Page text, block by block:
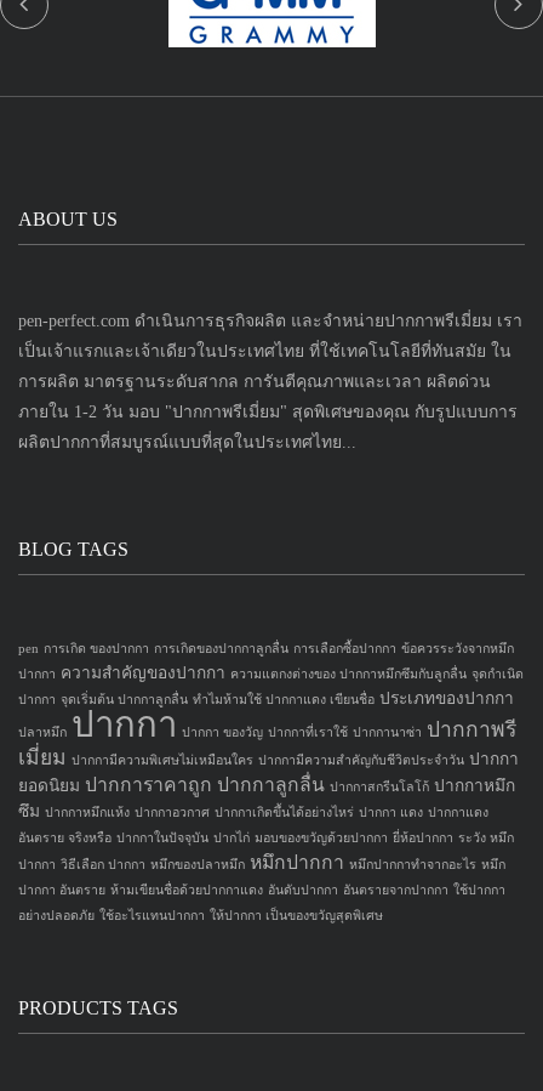
ABOUT US
pen-perfect.com ดำเนินการธุรกิจผลิต และจำหน่ายปากกาพรีเมี่ยม เรา
เป็นเจ้าแรกและเจ้าเดียวในประเทศไทย ที่ใช้เทคโนโลยีที่ทันสมัย ใน
การผลิต มาตรฐานระดับสากล การันตีคุณภาพและเวลา ผลิตด่วน
ภายใน 1-2 วัน มอบ "ปากกาพรีเมี่ยม" สุดพิเศษของคุณ กับรูปแบบการ
ผลิตปากกาที่สมบูรณ์แบบที่สุดในประเทศไทย...
BLOG TAGS
pen การเกิด ของปากกา การเกิดของปากกาลูกลื่น การเลือกซื้อปากกา ข้อควรระวังจากหมึก
ปากกา ความสำคัญของปากกา ความแตกงต่างของ ปากกาหมึกซึมกับลูกลื่น จุดกำเนิด
ปากกา จุดเริ่มต้น ปากกาลูกลื่น ทำไมห้ามใช้ ปากกาแดง เขียนชื่อ ประเภทของปากกา
ปลาหมึก ปากกา ปากกา ของวัญ ปากกาที่เราใช้ ปากกานาซ่า ปากกาพรี
เมี่ยม ปากกามีความพิเศษไม่เหมือนใคร ปากกามีความสำคัญกับชีวิตประจำวัน ปากกา
ยอดนิยม ปากการาคาถูก ปากกาลูกลื่น ปากกาสกรีนโลโก้ ปากกาหมึก
ซึม ปากกาหมึกแห้ง ปากกาอวกาศ ปากกาเกิดขึ้นได้อย่างไหร่ ปากกา แดง ปากกาแดง
อันตราย จริงหรือ ปากกาในปัจจุบัน ปากไก่ มอบของขวัญด้วยปากกา ยี่ห้อปากกา ระวัง หมึก
ปากกา วิธีเลือก ปากกา หมึกของปลาหมึก หมึกปากกา หมึกปากกาทำจากอะไร หมึก
ปากกา อันตราย ห้ามเขียนชื่อด้วยปากกาแดง อันดับปากกา อันตรายจากปากกา ใช้ปากกา
อย่างปลอดภัย ใช้อะไรแทนปากกา ให้ปากกา เป็นของขวัญสุดพิเศษ
PRODUCTS TAGS